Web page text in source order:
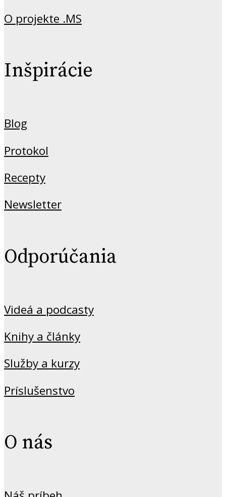
O projekte .MS
Inšpirácie
Blog
Protokol
Recepty
Newsletter
Odporúčania
Videá a podcasty
Knihy a články
Služby a kurzy
Príslušenstvo
O nás